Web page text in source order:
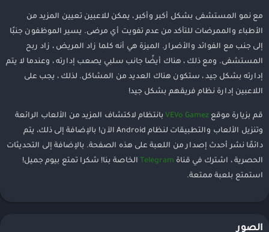
مع نمو المستشفى بشكل أكبر وأكبر ، يمكن للاعبين تعيين المزيد من
الأطباء والممرضات للتأكد من عدم تفويت أي مرضى. يسير الموظفون جنبًا
إلى جنب مع الفوائد والأضرار. الميزة هي أنه كلما زاد المريض ، زاد ربح
المستشفى. ومع ذلك ، هناك أيضًا جانب سلبي يصعب إدارته ، وعندما لا يتم
إدارته بشكل جيد ، ستكون هناك العديد من المشاكل. لذلك ، يجب على
اللاعبين إدارة نظام فريقهم بشكل جيد!
قم بزيارة موقع VEVo Gamez بانتظام لاكتشاف المزيد من الألعاب الرائعة
وتنزيل الألعاب والتطبيقات لنظام Android الآن! بالإضافة إلى ذلك، يتم
دائمًا نشر أحدث إصدار من اللعبة على هذه الصفحة. بالإضافة إلى التحديثات
الحصرية ، اشترك في قناة Telegram الخاصة بنا! شكرا تمتع بيوم جميل!
استمتع بلعبة ممتعة.
الصور